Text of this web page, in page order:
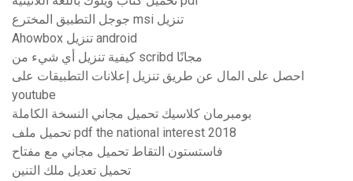
جوجل التطبيق المخترع msi تنزيل
Ahowbox تنزيل android
كيفية تنزيل أي شيء من scribd مجانًا
احصل على المال عن طريق تنزيل إعلانات التطبيقات على
youtube
بومبرمان كلاسيك تحميل مجاني النسخة الكاملة
تحميل ملف pdf the national interest 2018
فاستستون التقاط تحميل مجاني مع مفتاح
تحميل تعديل ملك التنين